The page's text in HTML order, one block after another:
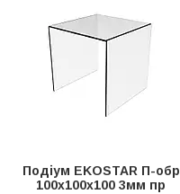
Подіум EKOSTAR П-обр
100х100х100 3мм пр